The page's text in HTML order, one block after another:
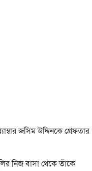
জসিম উদ্দিনকে গ্রেফতার
নিজ বাসা থেকে তাঁকে